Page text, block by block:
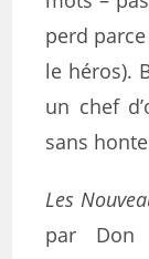
perd
le héros).
un chef
sans
Les
par Don